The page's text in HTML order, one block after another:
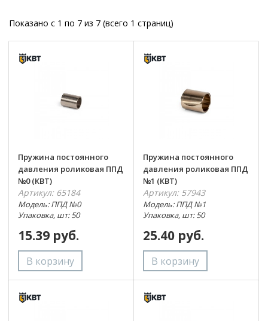
Показано с 1 по 7 из 7 (всего 1 страниц)
Пружина постоянного
давления роликовая ППД
№0 (КВТ)
Артикул: 65184
Модель: ППД №0
Упаковка, шт: 50
15.39 руб.
Пружина постоянного
давления роликовая ППД
№1 (КВТ)
Артикул: 57943
Модель: ППД №1
Упаковка, шт: 50
25.40 руб.